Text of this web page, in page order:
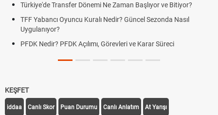
Transfer Dönemi Ne Zaman Başlıyor ve Bitiyor?
Oyuncu Kuralı Nedir? Güncel Sezonda Nasıl
Nedir? PFDK Açılımı, Görevleri ve Karar Süreci
KEŞFET